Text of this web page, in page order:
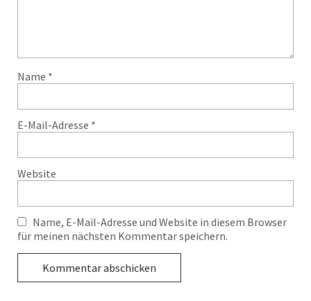
Name *
E-Mail-Adresse *
Website
Name, E-Mail-Adresse und Website in diesem Browser
für meinen nächsten Kommentar speichern.